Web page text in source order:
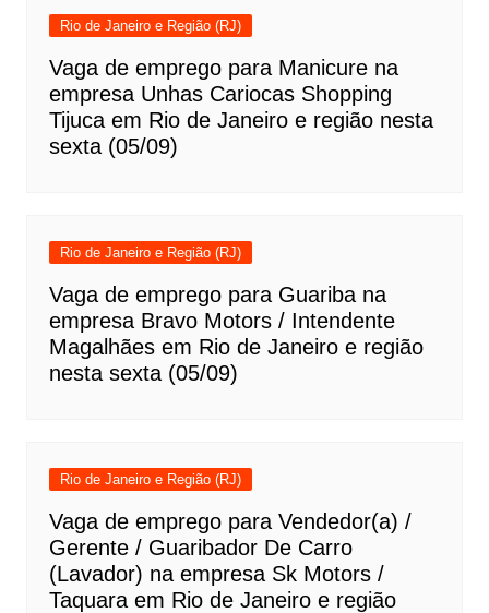
Rio de Janeiro e Região (RJ)
Vaga de emprego para Manicure na
empresa Unhas Cariocas Shopping
Tijuca em Rio de Janeiro e região nesta
sexta (05/09)
Rio de Janeiro e Região (RJ)
Vaga de emprego para Guariba na
empresa Bravo Motors / Intendente
Magalhães em Rio de Janeiro e região
nesta sexta (05/09)
Rio de Janeiro e Região (RJ)
Vaga de emprego para Vendedor(a) /
Gerente / Guaribador De Carro
(Lavador) na empresa Sk Motors /
Taquara em Rio de Janeiro e região